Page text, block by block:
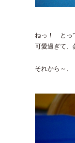
ねっ！ とっ
可愛過ぎて、
それから～